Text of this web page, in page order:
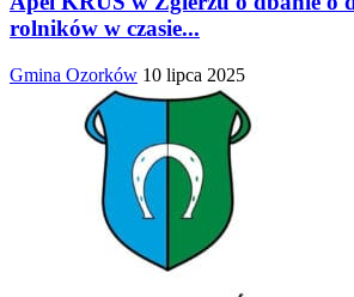
rolników w czasie...
Gmina Ozorków 10 lipca 2025